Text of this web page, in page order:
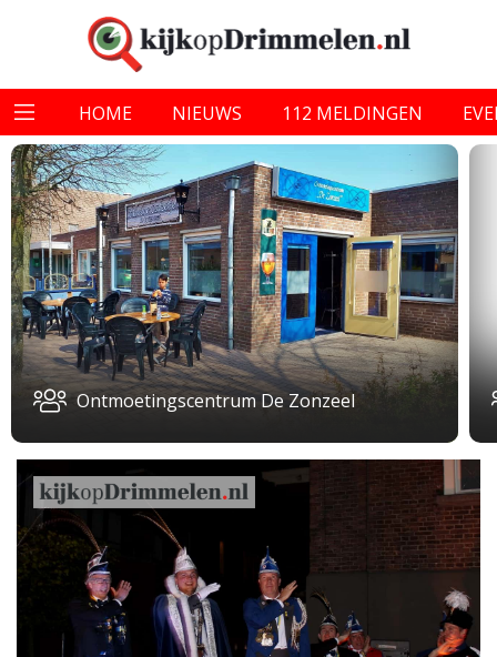
HOME NIEUWS 112 MELDINGEN
Ontmoetingscentrum De Zonzeel